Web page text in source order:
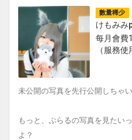
數量稀少
けもみみ
每月會費
（服務使
未公開の写真を先行公開しちゃ
もっと、ぷらるの写真を見たい
よ？